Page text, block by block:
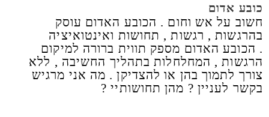
כובע אדום
חשוב על אש וחום . הכובע האדום עוסק
בהרגשות , רגשות , תחושות ואינטואיציה
. הכובע האדום מספק תווית ברורה למיקום
הרגשות , המחלחלות בתהליך החשיבה , ללא
צורך לתמוך בהן או להצדיקן . מה אני מרגיש
בקשר לעניין ? מהן תחושותיי ?